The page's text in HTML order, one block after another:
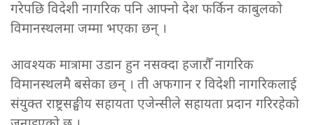
गरेपछि विदेशी नागरिक पनि आफ्नो देश फर्किन काबुलको
विमानस्थलमा जम्मा भएका छन् ।
आवश्यक मात्रामा उडान हुन नसक्दा हजारौँ नागरिक
विमानस्थलमै बसेका छन् । ती अफगान र विदेशी नागरिकलाई
संयुक्त राष्ट्रसङ्घीय सहायता एजेन्सीले सहायता प्रदान गरिरहेको